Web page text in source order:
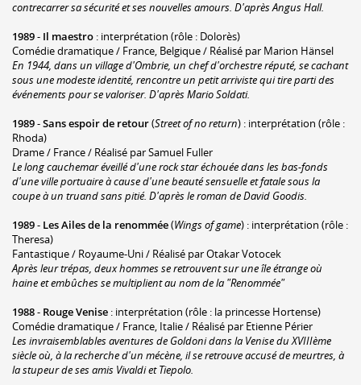
contrecarrer sa sécurité et ses nouvelles amours. D'après Angus Hall.
1989- Il maestro : interprétation (rôle : Dolorès)
Comédie dramatique / France, Belgique / Réalisé par Marion Hänsel
En 1944, dans un village d'Ombrie, un chef d'orchestre réputé, se cachant
sous une modeste identité, rencontre un petit arriviste qui tire parti des
événements pour se valoriser. D'après Mario Soldati.
1989-Sans espoir de retour(Street of no return) : interprétation (rôle :
Rhoda)
Drame / France / Réalisé par Samuel Fuller
Le long cauchemar éveillé d'une rock star échouée dans les bas-fonds
d'une ville portuaire à cause d'une beauté sensuelle et fatale sous la
coupe à un truand sans pitié. D'après le roman de David Goodis.
1989- Les Ailes de la renommée(Wings of game) : interprétation (rôle :
Theresa)
Fantastique / Royaume-Uni / Réalisé par Otakar Votocek
Après leur trépas, deux hommes se retrouvent sur une île étrange où
haine et embûches se multiplient au nom de la "Renommée"
1988- Rouge Venise : interprétation (rôle : la princesse Hortense)
Comédie dramatique / France, Italie / Réalisé par Etienne Périer
Les invraisemblables aventures de Goldoni dans la Venise du XVIIIème
siècle où, à la recherche d'un mécène, il se retrouve accusé de meurtres, à
la stupeur de ses amis Vivaldi et Tiepolo.